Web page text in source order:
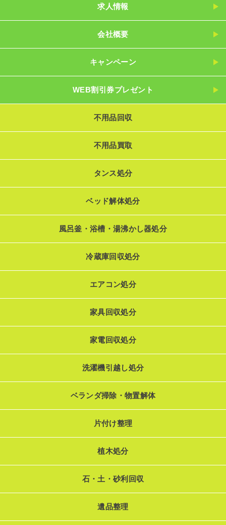
求人情報
会社概要
キャンペーン
WEB割引券プレゼント
不用品回収
不用品買取
タンス処分
ベッド解体処分
風呂釜・浴槽・湯沸かし器処分
冷蔵庫回収処分
エアコン処分
家具回収処分
家電回収処分
洗濯機引越し処分
ベランダ掃除・物置解体
片付け整理
植木処分
石・土・砂利回収
遺品整理